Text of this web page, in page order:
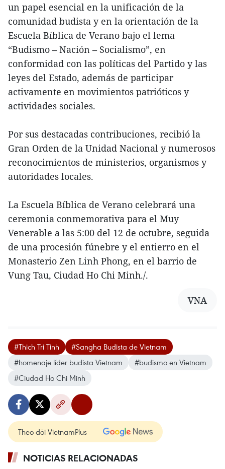
un papel esencial en la unificación de la
comunidad budista y en la orientación de la
Escuela Bíblica de Verano bajo el lema
“Budismo – Nación – Socialismo”, en
conformidad con las políticas del Partido y las
leyes del Estado, además de participar
activamente en movimientos patrióticos y
actividades sociales.
Por sus destacadas contribuciones, recibió la
Gran Orden de la Unidad Nacional y numerosos
reconocimientos de ministerios, organismos y
autoridades locales.
La Escuela Bíblica de Verano celebrará una
ceremonia conmemorativa para el Muy
Venerable a las 5:00 del 12 de octubre, seguida
de una procesión fúnebre y el entierro en el
Monasterio Zen Linh Phong, en el barrio de
Vung Tau, Ciudad Ho Chi Minh./.
VNA
#Thich Tri Tinh
#Sangha Budista de Vietnam
#homenaje líder budista Vietnam
#budismo en Vietnam
#Ciudad Ho Chi Minh
Theo dõi VietnamPlus
NOTICIAS RELACIONADAS